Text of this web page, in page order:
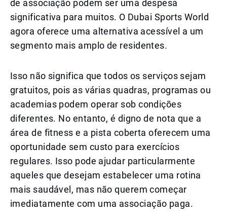
de associação podem ser uma despesa
significativa para muitos. O Dubai Sports World
agora oferece uma alternativa acessível a um
segmento mais amplo de residentes.
Isso não significa que todos os serviços sejam
gratuitos, pois as várias quadras, programas ou
academias podem operar sob condições
diferentes. No entanto, é digno de nota que a
área de fitness e a pista coberta oferecem uma
oportunidade sem custo para exercícios
regulares. Isso pode ajudar particularmente
aqueles que desejam estabelecer uma rotina
mais saudável, mas não querem começar
imediatamente com uma associação paga.